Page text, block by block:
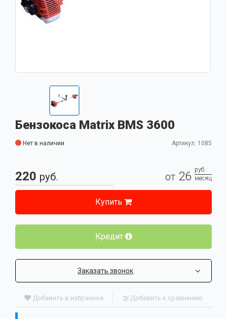
Бензокоса Matrix BMS 3600
Нет в наличии Артикул: 1085
220 руб. от 26 руб.
месяц
Купить
Кредит
Заказать звонок
Добавить в избранное Добавить к сравнению